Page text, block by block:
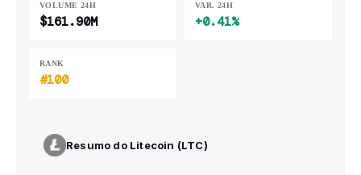
VOLUME 24H
$161.90M
VAR. 24H
+0.41%
RANK
#100
Resumo do Litecoin (LTC)